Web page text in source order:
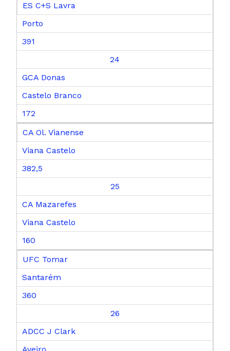
ES C+S Lavra
Porto
391
24
GCA Donas
Castelo Branco
172
CA Ol. Vianense
Viana Castelo
382,5
25
CA Mazarefes
Viana Castelo
160
UFC Tomar
Santarém
360
26
ADCC J Clark